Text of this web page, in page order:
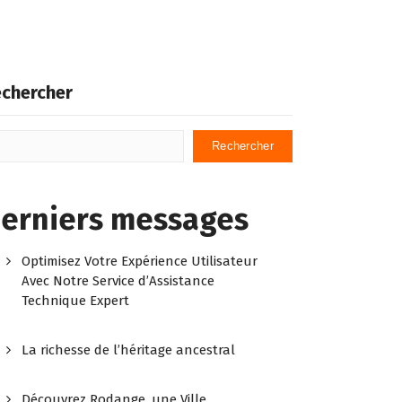
Rechercher
messages
Optimisez Votre Expérience Utilisateur
Avec Notre Service d’Assistance
Technique Expert
La richesse de l’héritage ancestral